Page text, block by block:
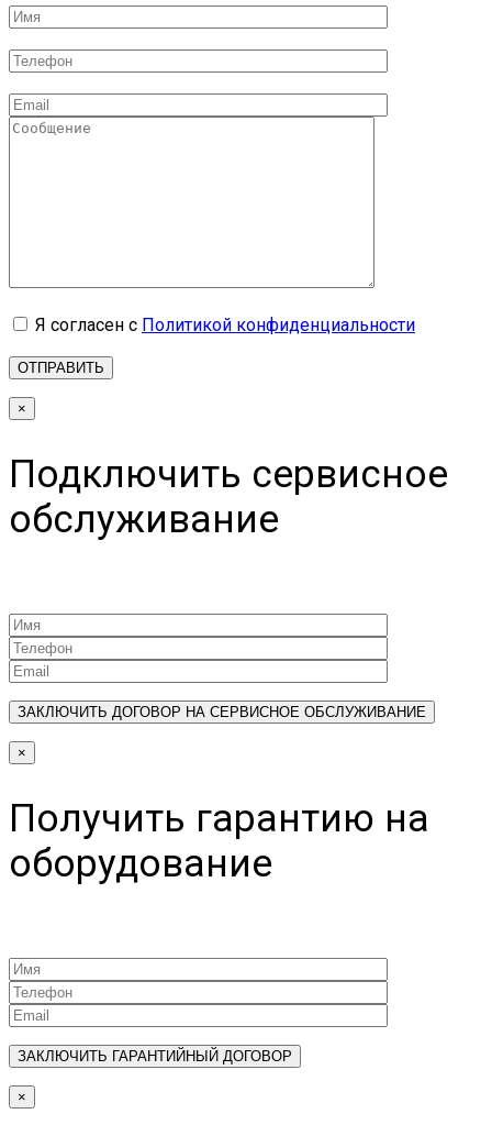
Я согласен с Политикой конфиденциальности
×
Подключить сервисное
обслуживание
×
Получить гарантию на
оборудование
×